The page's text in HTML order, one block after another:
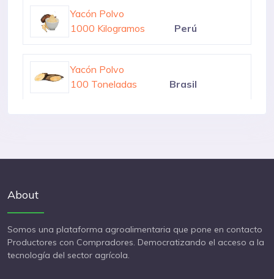
Yacón Polvo
Yacón Polvo
10000 KilogramosColombia
About
Somos una plataforma agroalimentaria que pone en contacto
Productores con Compradores. Democratizando el acceso a la
tecnología del sector agrícola.